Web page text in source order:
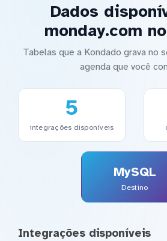
Dados
monday.com
Tabelas que a Kondado grava no
agenda que você
5
integrações disponíveis
MySQL
Destino
Integrações disponíveis